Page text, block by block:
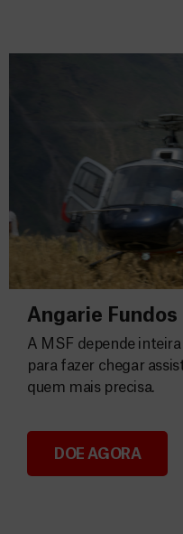
Angarie
Angarie Fundos
A MSF depende
para fazer chegar
quem mais precisa.
DOE AGORA